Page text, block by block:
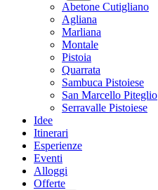
Abetone Cutigliano
Agliana
Marliana
Montale
Pistoia
Quarrata
Sambuca Pistoiese
San Marcello Piteglio
Serravalle Pistoiese
Idee
Itinerari
Esperienze
Eventi
Alloggi
Offerte